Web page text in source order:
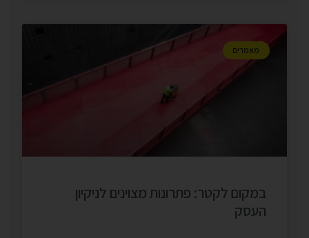
מאמרים
במקום לקטר: פתרונות מצוינים לניקיון
העסק